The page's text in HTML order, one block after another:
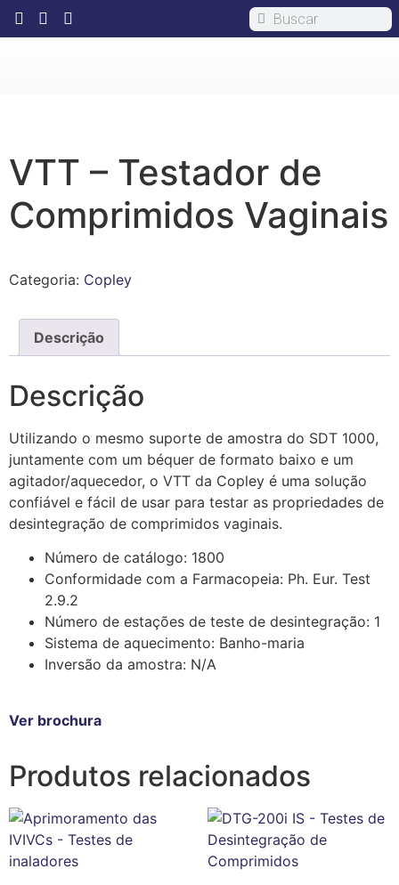
VTT – Testador de
Comprimidos Vaginais
Categoria: Copley
Descrição
Descrição
Utilizando o mesmo suporte de amostra do SDT 1000,
juntamente com um béquer de formato baixo e um
agitador/aquecedor, o VTT da Copley é uma solução
confiável e fácil de usar para testar as propriedades de
desintegração de comprimidos vaginais.
Número de catálogo: 1800
Conformidade com a Farmacopeia: Ph. Eur. Test
2.9.2
Número de estações de teste de desintegração: 1
Sistema de aquecimento: Banho-maria
Inversão da amostra: N/A
Ver brochura
Produtos relacionados